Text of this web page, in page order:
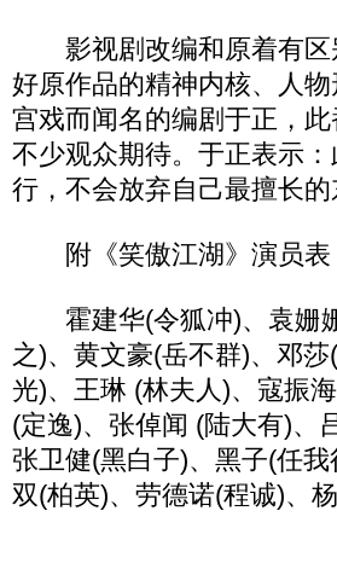
影视剧改编和原着有区
好原作品的精神内核、人
宫戏而闻名的编剧于正，
不少观众期待。于正表示
行，不会放弃自己最擅长
附《笑傲江湖》演员表
霍建华(令狐冲)、袁姗
之)、黄文豪(岳不群)、邓
光)、王琳 (林夫人)、寇振
(定逸)、张倬闻 (陆大有)、
张卫健(黑白子)、黑子(任
双(柏英)、劳德诺(程诚)、